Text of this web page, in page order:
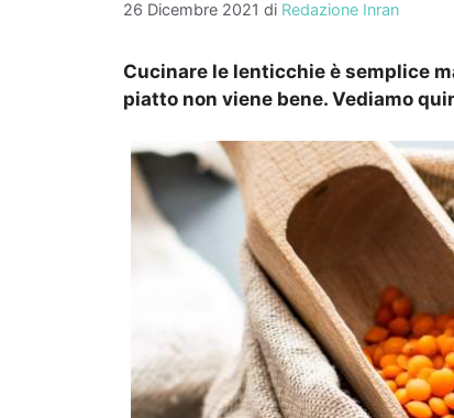
26 Dicembre 2021 di Redazione Inran
Cucinare le lenticchie è semplice
piatto non viene bene. Vediamo